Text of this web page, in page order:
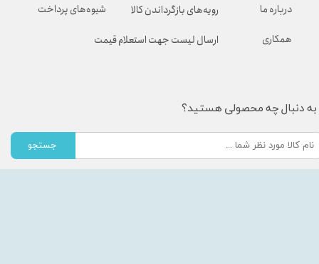
شیوه‌های پرداخت
رویه‌های بازگرداندن کالا
ارسال لیست جهت استعلام قیمت
درباره ما
همکاری
به دنبال چه محصولی هستید؟
جستجو